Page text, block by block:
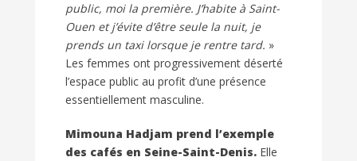
public, moi la première. J’habite à Saint-
Ouen et j’évite d’être seule la nuit, je
prends un taxi lorsque je rentre tard. »
Les femmes ont progressivement déserté
l’espace public au profit d’une présence
essentiellement masculine.
Mimouna Hadjam prend l’exemple
des cafés en Seine-Saint-Denis. Elle